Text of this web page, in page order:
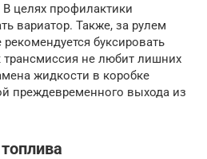
целях профилактики
вариатор. Также, за рулем
буксировать
трансмиссия не любит лишних
жидкости в коробке
преждевременного выхода из